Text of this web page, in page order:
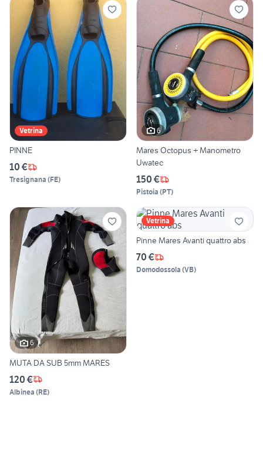
Vetrina
PINNE
10 €
Tresignana (FE)
6
Mares Octopus + Manometro
Uwatec
150 €
Pistoia (PT)
6
MUTA DA SUB 5mm MARES
120 €
Albinea (RE)
Vetrina
Pinne Mares Avanti quattro abs
70 €
Domodossola (VB)